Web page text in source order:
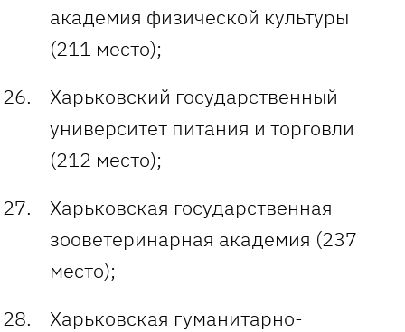
академия физической культуры
(211 место);
Харьковский государственный
университет питания и торговли
(212 место);
Харьковская государственная
зооветеринарная академия (237
место);
Харьковская гуманитарно-